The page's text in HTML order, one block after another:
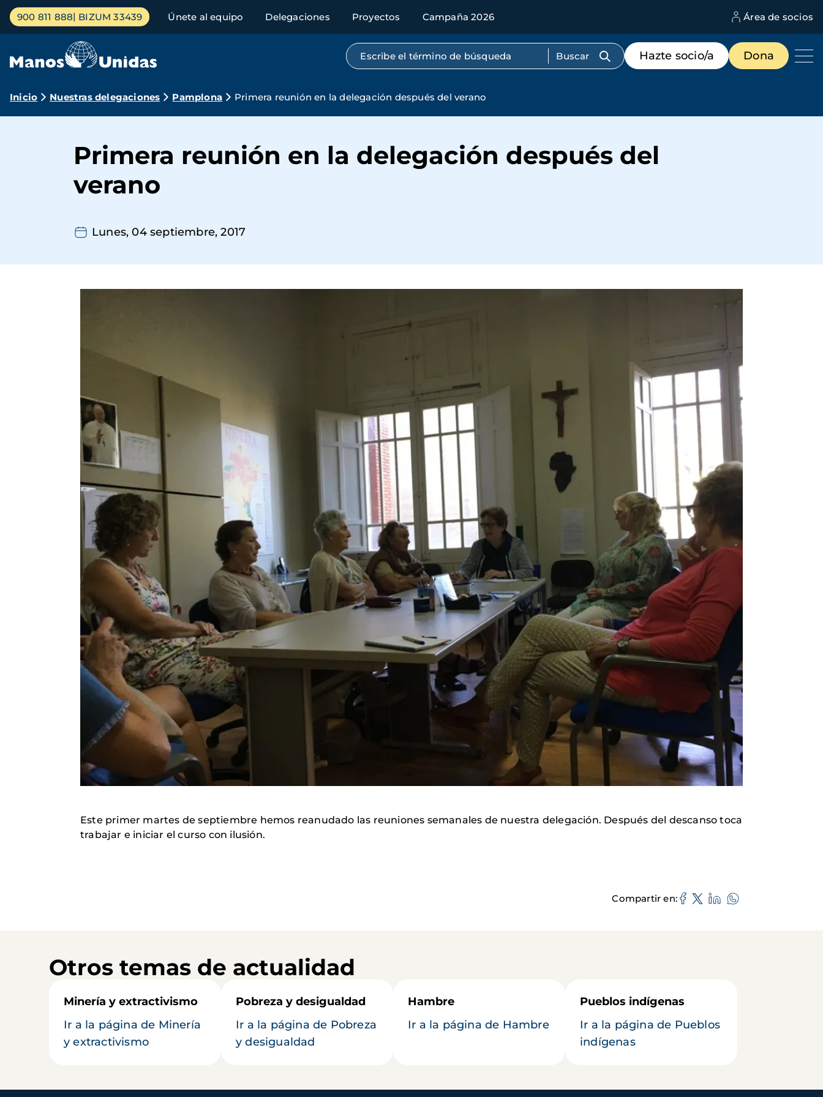
Pasar
contenido
Menú
principal
900 811 888 BIZUM 33439 Únete al equipo Delegaciones Proyectos Campaña 2026 Área de socios
Búsqueda por texto completo
Menú
de
destacados
Hazte socio/a Dona
Ruta
navegación
Inicio Nuestras delegaciones Pamplona Primera reunión en la delegación después del verano
Primera reunión en la delegación después del
verano
Lunes, 04 septiembre, 2017
Este primer martes de septiembre hemos reanudado las reuniones semanales de nuestra delegación. Después del descanso toca
trabajar e iniciar el curso con ilusión.
Compartir en
Otros temas de actualidad
Minería y extractivismo
Ir a la página de Minería
y extractivismo
Pobreza y desigualdad
Ir a la página de Pobreza
y desigualdad
Hambre
Ir a la página de Hambre
Pueblos indígenas
Ir a la página de Pueblos
indígenas